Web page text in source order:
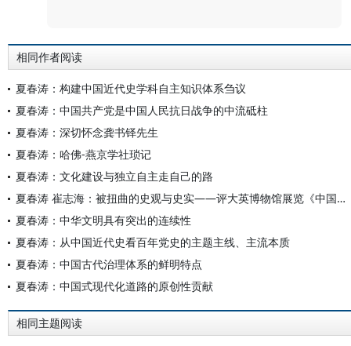
相同作者阅读
夏春涛：构建中国近代史学科自主知识体系刍议
夏春涛：中国共产党是中国人民抗日战争的中流砥柱
夏春涛：深切怀念龚书铎先生
夏春涛：哈佛-燕京学社琐记
夏春涛：文化建设与独立自主走自己的路
夏春涛 崔志海：被扭曲的史观与史实——评大英博物馆展览《中国的隐秘世纪（1796—1912）》
夏春涛：中华文明具有突出的连续性
夏春涛：从中国近代史看百年党史的主题主线、主流本质
夏春涛：中国古代治理体系的鲜明特点
夏春涛：中国式现代化道路的原创性贡献
相同主题阅读